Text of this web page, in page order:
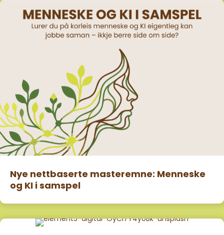
Nye nettbaserte masteremne: Menneske
og KI i samspel